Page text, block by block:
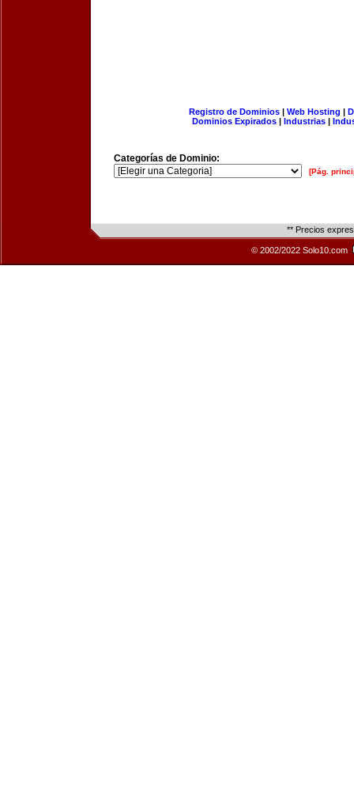
Registro de Dominios| Web Hosting |
Dominios Expirados | Industrias |
Categorías de Dominio:
[Pág.
** Precios
© 2002/2022 Solo10.com